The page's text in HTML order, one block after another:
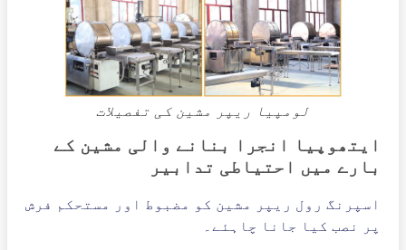
لومپیا ریپر مشین کی تفصیلات
ایتھوپیا انجرا بنانے والی مشین کے
بارے میں احتیاطی تدابیر
اسپرنگ رول ریپر مشین کو مضبوط اور مستحکم فرش
پر نصب کیا جانا چاہئے۔